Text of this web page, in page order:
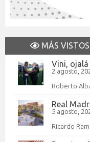
MÁS VISTOS
Vini, ojalá
2 agosto,
Roberto
Real
5 agosto,
Ricardo